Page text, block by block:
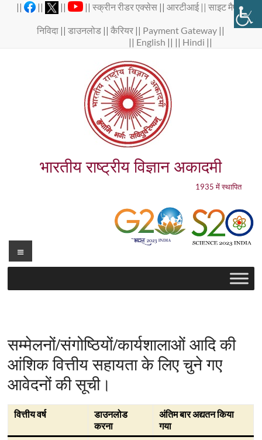
|| || || ||स्क्रीन रीडर एक्सेस ||आरटीआई ||साइट मैप||
निविदा ||डाउनलोड ||कैरियर || Payment Gateway ||
|| English || || Hindi ||
भारतीय राष्ट्रीय विज्ञान अकादमी
1935 में स्थापित
Menu
सम्मेलनों/संगोष्ठियों/कार्यशालाओं आदि की
आंशिक वित्तीय सहायता के लिए चुने गए
आवेदनों की सूची।
वित्तीय वर्ष
डाउनलोड
करना
अंतिम बार अद्यतन किया
गया